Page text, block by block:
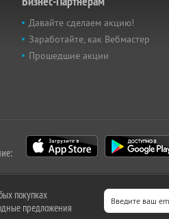
Давайте сделаем акцию!
Заработайте, как Вебмастер
Прошедшие акции
покупках
предложения